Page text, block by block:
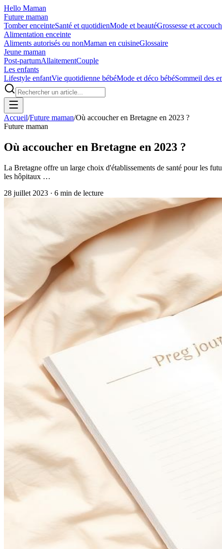
Hello Maman
Future maman
Tomber enceinteSanté et quotidienMode et beautéGrossesse et
Alimentation enceinte
Aliments autorisés ou nonMaman en cuisineGlossaire
Jeune maman
Post-partumAllaitementCouple
Les enfants
Lifestyle enfantVie quotidienne bébéMode et déco bébéSommeil des
Accueil/Future maman/Où accoucher en Bretagne en 2023 ?
Future maman
Où accoucher en Bretagne en 2023 ?
La Bretagne offre un large choix d'établissements de santé pour les
les hôpitaux …
28 juillet 2023 · 6 min de lecture